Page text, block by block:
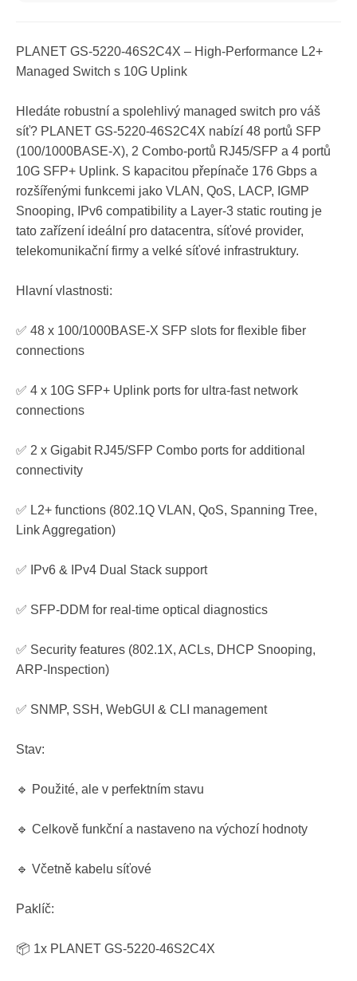
PLANET GS-5220-46S2C4X – High-Performance L2+
Managed Switch s 10G Uplink
Hledáte robustní a spolehlivý managed switch pro váš
síť? PLANET GS-5220-46S2C4X nabízí 48 portů SFP
(100/1000BASE-X), 2 Combo-portů RJ45/SFP a 4 portů
10G SFP+ Uplink. S kapacitou přepínače 176 Gbps a
rozšířenými funkcemi jako VLAN, QoS, LACP, IGMP
Snooping, IPv6 compatibility a Layer-3 static routing je
tato zařízení ideální pro datacentra, síťové provider,
telekomunikační firmy a velké síťové infrastruktury.
Hlavní vlastnosti:
✅ 48 x 100/1000BASE-X SFP slots for flexible fiber
connections
✅ 4 x 10G SFP+ Uplink ports for ultra-fast network
connections
✅ 2 x Gigabit RJ45/SFP Combo ports for additional
connectivity
✅ L2+ functions (802.1Q VLAN, QoS, Spanning Tree,
Link Aggregation)
✅ IPv6 & IPv4 Dual Stack support
✅ SFP-DDM for real-time optical diagnostics
✅ Security features (802.1X, ACLs, DHCP Snooping,
ARP-Inspection)
✅ SNMP, SSH, WebGUI & CLI management
Stav:
🔹 Použité, ale v perfektním stavu
🔹 Celkově funkční a nastaveno na výchozí hodnoty
🔹 Včetně kabelu síťové
Paklíč:
📦 1x PLANET GS-5220-46S2C4X